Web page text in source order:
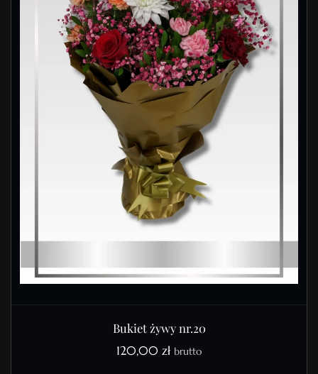
Bukiet żywy nr.20
120,00 zł brutto